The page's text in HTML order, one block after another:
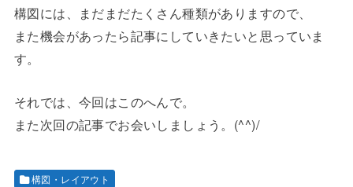
構図には、まだまだたくさん種類がありますので、
また機会があったら記事にしていきたいと思っていま
す。
それでは、今回はこのへんで。
また次回の記事でお会いしましょう。(^^)/
構図・レイアウト